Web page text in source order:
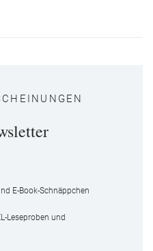
E-Book-Schnäppchen
Leseproben und